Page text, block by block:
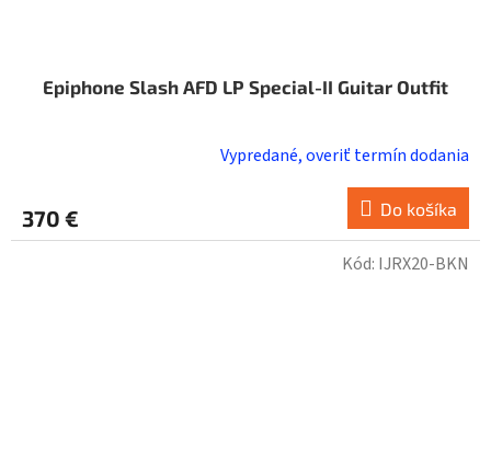
Epiphone Slash AFD LP Special-II Guitar Outfit
Vypredané, overiť termín dodania
370 € Do košíka
Kód: IJRX20-BKN